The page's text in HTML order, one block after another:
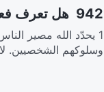
942 هل تعرف فعلًا شخصية الله البارّة؟
1 يحدّد الله مصير
وسلوكهم الشخصيين.